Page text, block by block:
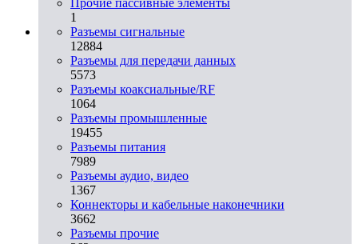
1
Разъeмы сигнальные
12884
Разъeмы для передачи данных
5573
Разъeмы коаксиальные/RF
1064
Разъeмы промышленные
19455
Разъeмы питания
7989
Разъeмы аудио, видео
1367
Коннекторы и кабельные наконечники
3662
Разъeмы прочие